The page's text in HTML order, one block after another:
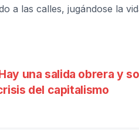
a las calles, jugándose la
una salida obrera y
del capitalismo